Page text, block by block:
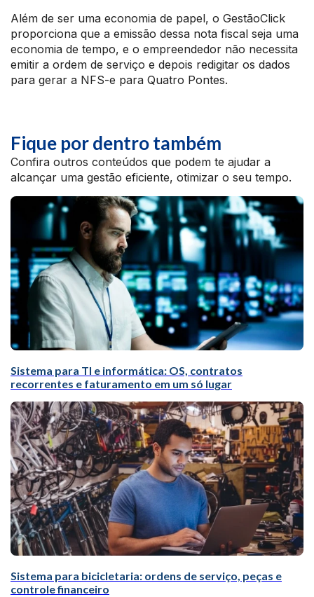
Além de ser uma economia de papel, o GestãoClick
proporciona que a emissão dessa nota fiscal seja uma
economia de tempo, e o empreendedor não necessita
emitir a ordem de serviço e depois redigitar os dados
para gerar a NFS-e para Quatro Pontes.
Fique por dentro também
Confira outros conteúdos que podem te ajudar a
alcançar uma gestão eficiente, otimizar o seu tempo.
Sistema para TI e informática: OS, contratos
recorrentes e faturamento em um só lugar
Sistema para bicicletaria: ordens de serviço, peças e
controle financeiro